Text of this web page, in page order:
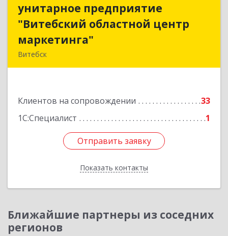
унитарное предприятие
"Витебский областной центр
маркетинга"
Витебск
Клиентов на сопровождении
33
1С:Специалист
1
Отправить заявку
Показать контакты
унитарное предприятие
"Витебский областной центр
Подробнее
Отправить заявку
Назад
Ближайшие партнеры из соседних
регионов